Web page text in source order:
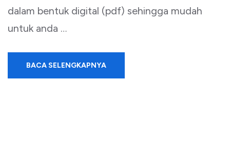
dalam bentuk digital (pdf) sehingga mudah
untuk anda …
BACA SELENGKAPNYA